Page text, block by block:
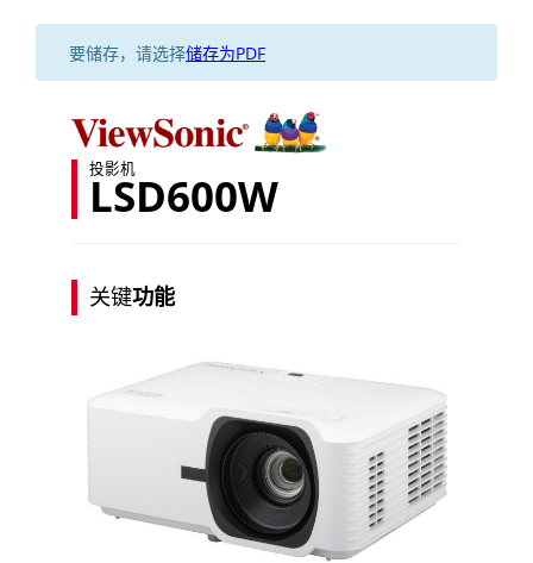
要储存，请选择储存为PDF
投影机
LSD600W
关键功能